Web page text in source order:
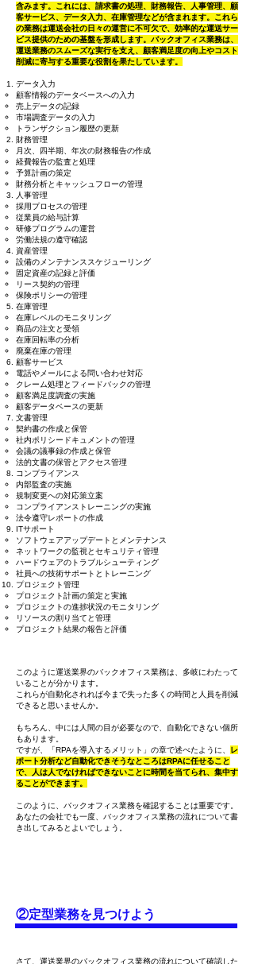
含みます。これには、請求書の処理、財務報告、人事管理、顧
客サービス、データ入力、在庫管理などが含まれます。これら
の業務は運送会社の日々の運営に不可欠で、効率的な運送サー
ビス提供のための基盤を形成します。バックオフィス業務は、
運送業務のスムーズな実行を支え、顧客満足度の向上やコスト
削減に寄与する重要な役割を果たしています。
データ入力
顧客情報のデータベースへの入力
売上データの記録
市場調査データの入力
トランザクション履歴の更新
財務管理
月次、四半期、年次の財務報告の作成
経費報告の監査と処理
予算計画の策定
財務分析とキャッシュフローの管理
人事管理
採用プロセスの管理
従業員の給与計算
研修プログラムの運営
労働法規の遵守確認
資産管理
設備のメンテナンススケジューリング
固定資産の記録と評価
リース契約の管理
保険ポリシーの管理
在庫管理
在庫レベルのモニタリング
商品の注文と受領
在庫回転率の分析
廃棄在庫の管理
顧客サービス
電話やメールによる問い合わせ対応
クレーム処理とフィードバックの管理
顧客満足度調査の実施
顧客データベースの更新
文書管理
契約書の作成と保管
社内ポリシードキュメントの管理
会議の議事録の作成と保管
法的文書の保管とアクセス管理
コンプライアンス
内部監査の実施
規制変更への対応策立案
コンプライアンストレーニングの実施
法令遵守レポートの作成
ITサポート
ソフトウェアアップデートとメンテナンス
ネットワークの監視とセキュリティ管理
ハードウェアのトラブルシューティング
社員への技術サポートとトレーニング
プロジェクト管理
プロジェクト計画の策定と実施
プロジェクトの進捗状況のモニタリング
リソースの割り当てと管理
プロジェクト結果の報告と評価
このように運送業界のバックオフィス業務は、多岐にわたって
いることが分かります。
これらが自動化されれば今まで失った多くの時間と人員を削減
できると思いませんか。
もちろん、中には人間の目が必要なので、自動化できない個所
もあります。
ですが、「RPAを導入するメリット」の章で述べたように、 レ
ポート分析など自動化できそうなところはRPAに任せること
で、人は人でなければできないことに時間を当てられ、集中す
ることができます。
このように、バックオフィス業務を確認することは重要です。
あなたの会社でも一度、バックオフィス業務の流れについて書
き出してみるとよいでしょう。
さて、運送業界のバックオフィス業務の流れについて確認した
②定型業務を見つけよう